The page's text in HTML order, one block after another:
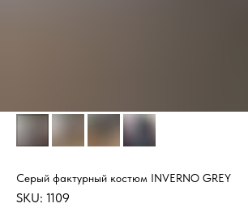
Серый фактурный костюм INVERNO GREY
SKU: 1109